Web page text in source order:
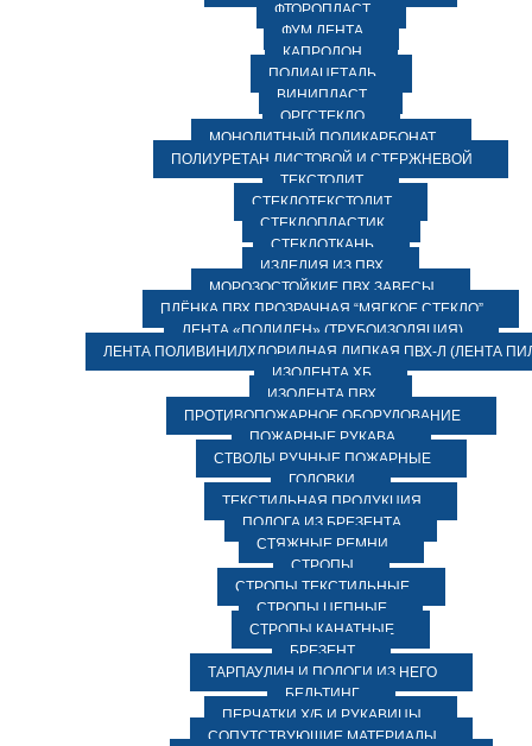
ФТОРОПЛАСТ
ФУМ ЛЕНТА
КАПРОЛОН
ПОЛИАЦЕТАЛЬ
ВИНИПЛАСТ
ОРГСТЕКЛО
МОНОЛИТНЫЙ ПОЛИКАРБОНАТ
ПОЛИУРЕТАН ЛИСТОВОЙ И СТЕРЖНЕВОЙ
ТЕКСТОЛИТ
СТЕКЛОТЕКСТОЛИТ
СТЕКЛОПЛАСТИК
СТЕКЛОТКАНЬ
ИЗДЕЛИЯ ИЗ ПВХ
МОРОЗОСТОЙКИЕ ПВХ ЗАВЕСЫ
ПЛЁНКА ПВХ ПРОЗРАЧНАЯ “МЯГКОЕ СТЕКЛО”
ЛЕНТА «ПОЛИЛЕН» (ТРУБОИЗОЛЯЦИЯ)
ЛЕНТА ПОЛИВИНИЛХЛОРИДНАЯ ЛИПКАЯ ПВХ-Л (ЛЕНТА
ИЗОЛЕНТА ХБ
ИЗОЛЕНТА ПВХ
ПРОТИВОПОЖАРНОЕ ОБОРУДОВАНИЕ
ПОЖАРНЫЕ РУКАВА
СТВОЛЫ РУЧНЫЕ ПОЖАРНЫЕ
ГОЛОВКИ
ТЕКСТИЛЬНАЯ ПРОДУКЦИЯ
ПОЛОГА ИЗ БРЕЗЕНТА
СТЯЖНЫЕ РЕМНИ
СТРОПЫ
СТРОПЫ ТЕКСТИЛЬНЫЕ
СТРОПЫ ЦЕПНЫЕ
СТРОПЫ КАНАТНЫЕ
БРЕЗЕНТ
ТАРПАУЛИН И ПОЛОГИ ИЗ НЕГО
БЕЛЬТИНГ
ПЕРЧАТКИ Х/Б И РУКАВИЦЫ
СОПУТСТВУЮЩИЕ МАТЕРИАЛЫ